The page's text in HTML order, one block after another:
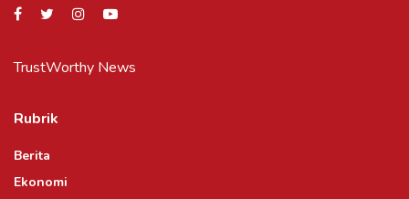
TrustWorthy News
Rubrik
Berita
Ekonomi